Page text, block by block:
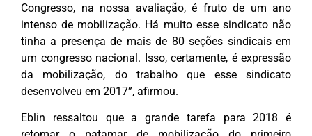
Congresso, na nossa avaliação, é fruto de um ano
intenso de mobilização. Há muito esse sindicato não
tinha a presença de mais de 80 seções sindicais em
um congresso nacional. Isso, certamente, é expressão
da mobilização, do trabalho que esse sindicato
desenvolveu em 2017”, afirmou.
Eblin ressaltou que a grande tarefa para 2018 é